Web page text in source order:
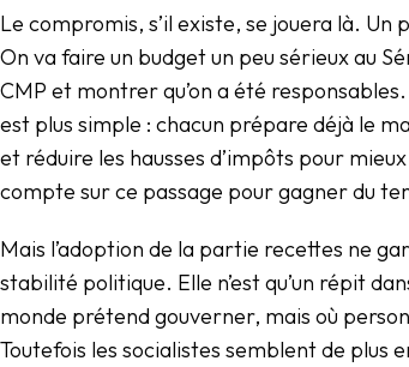
Le compromis, s’il existe, se jouera là.
On va faire un budget un peu sérieux au
CMP et montrer qu’on a été
est plus simple : chacun prépare déjà le
et réduire les hausses d’impôts pour
compte sur ce passage pour gagner du
Mais l’adoption de la partie recettes ne
stabilité politique. Elle n’est qu’un répit
monde prétend gouverner, mais où
Toutefois les socialistes semblent de plus